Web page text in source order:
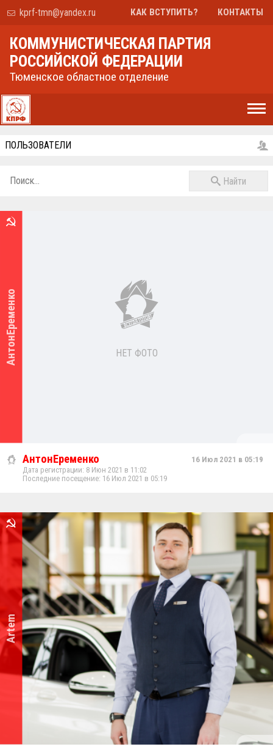
kprf-tmn@yandex.ru КАК ВСТУПИТЬ? КОНТАКТЫ
КОММУНИСТИЧЕСКАЯ ПАРТИЯ
РОССИЙСКОЙ ФЕДЕРАЦИИ
Тюменское областное отделение
ПОЛЬЗОВАТЕЛИ
Найти
НЕТ ФОТО
АнтонЕременко
АнтонЕременко
16 Июл 2021 в 05:19
Дата регистрации: 8 Июн 2021 в 11:02
Последние посещение: 16 Июл 2021 в 05:19
Artem